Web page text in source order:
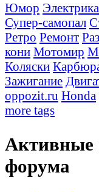
Юмор Электрика
Супер-самопал
Ретро Ремонт
кони Мотомир
Коляски
Зажигание
oppozit.ru Honda
more tags
Активные
форума